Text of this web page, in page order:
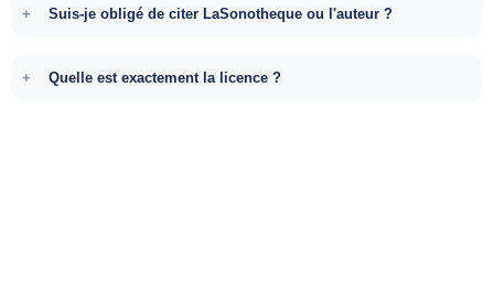
Suis-je obligé de citer LaSonotheque ou l'auteur ?
Quelle est exactement la licence ?